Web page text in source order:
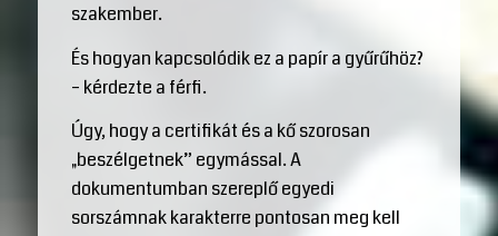
szakember.
És hogyan kapcsolódik ez a papír a gyűrűhöz?
– kérdezte a férfi.
Úgy, hogy a certifikát és a kő szorosan
„beszélgetnek” egymással. A
dokumentumban szereplő egyedi
sorszámnak karakterre pontosan meg kell